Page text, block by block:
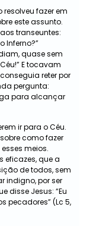
fazer em
este assunto.
transeuntes:
Inferno?”
quase sem
E tocavam
reter por
pergunta:
para alcançar
ir para o Céu.
como fazer
meios.
que a
de todos, sem
indigno, por ser
disse Jesus: “Eu
pecadores” (Lc 5,